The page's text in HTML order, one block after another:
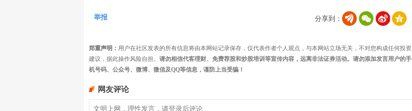
分享到：
举报
郑重声明： 用户在社区发表的所有信息将由本网站记录保存，仅代表作者个人观点，与本网站立场无关，不对您构成任何投资
建议，据此操作风险自担。 请勿相信代客理财、免费荐股和炒股培训等宣传内容，远离非法证券活动。请勿添加发言用户的手
机号码、公众号、微博、微信及QQ等信息，谨防上当受骗！
网友评论